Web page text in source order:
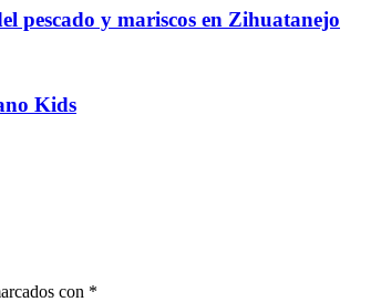
pescado y mariscos en Zihuatanejo
Kids
con *